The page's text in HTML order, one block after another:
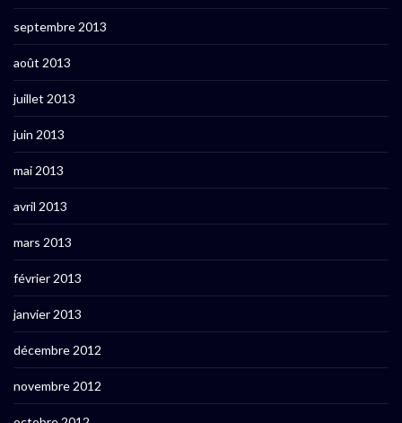
septembre 2013
août 2013
juillet 2013
juin 2013
mai 2013
avril 2013
mars 2013
février 2013
janvier 2013
décembre 2012
novembre 2012